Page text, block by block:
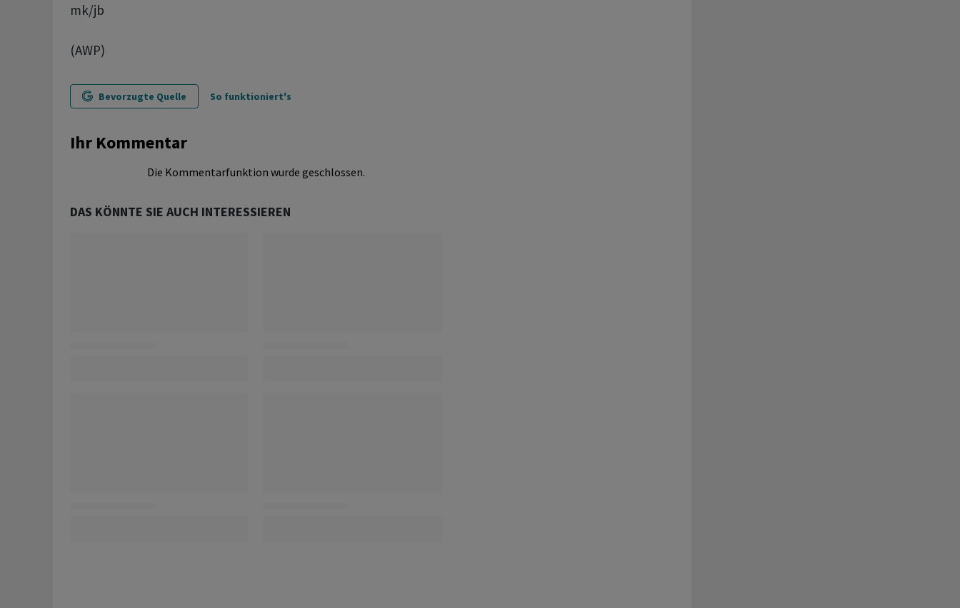
mk/jb
(AWP)
Bevorzugte Quelle So funktioniert's
Ihr Kommentar
Die Kommentarfunktion wurde geschlossen.
DAS KÖNNTE SIE AUCH INTERESSIEREN